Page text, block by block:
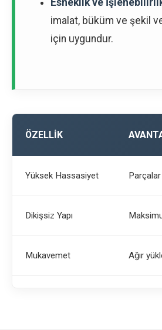
Esneklik ve
imalat, büküm ve şekil
için uygundur.
ÖZELLIK
Yüksek Hassasiyet
Dikişsiz Yapı
Mukavemet Ağır